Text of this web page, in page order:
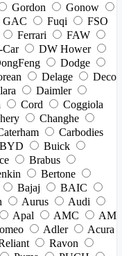
Gordon
Gonow
GAC Fuqi
FSO
Ferrari
FAW
Car
DW Hower
Dodge
Delage
Deco
Daimler
Cord
Coggiola
Changhe
Carbodies
BYD
Buick
Brabus
Bertone
Bajaj
BAIC
Aurus
Audi
Apal AMC
AM
Adler
Acura
Ravon